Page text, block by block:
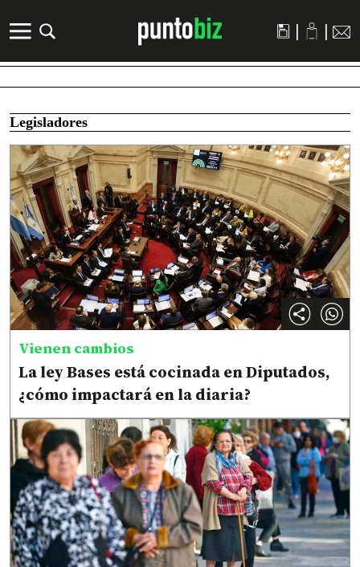
| |
Legisladores
Vienen cambios
La ley Bases está cocinada en Diputados,
¿cómo impactará en la diaria?